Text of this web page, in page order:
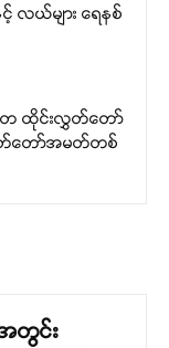
င့် လယ်များ ရေနစ်
မတ ထိုင်းလွှတ်တော်
တ်တော်အမတ်တစ်
တွင်း